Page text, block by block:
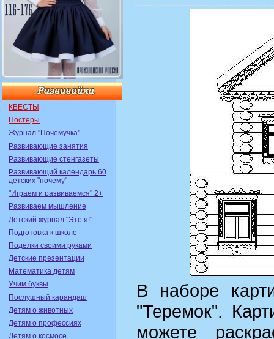
КВЕСТЫ
Постеры
Журнал "Почемучка"
Развивающие занятия
Развивающие стенгазеты
Развивающий календарь 60
детских "почему"
"Играем и развиваемся" 2+
Развиваем мышление
Детский журнал "Это я!"
Подготовка к школе
Поделки своими руками
Детские презентации
Математика детям
Учим буквы
Послушный карандаш
Детям о животных
Детям о профессиях
Детям о космосе
В наборе
"Теремок".
можете